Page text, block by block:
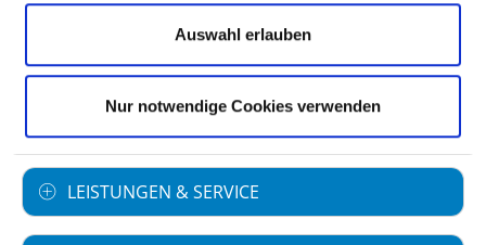
Auswahl erlauben
Nur notwendige Cookies verwenden
FACHABTEILUNG
Informationen und Leistungen des
Krankenhauses für alle Fachabteilungen
LEISTUNGEN & SERVICE